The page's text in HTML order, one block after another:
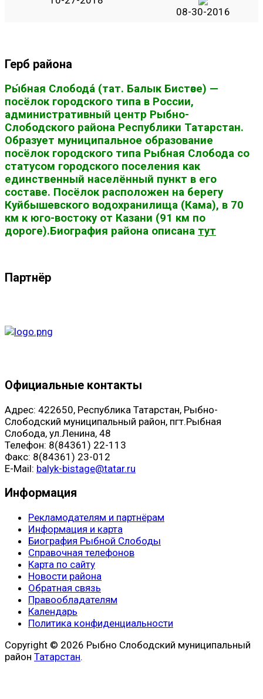
08-30-2016
Герб района
Ры́бная Слобода́ (тат. Балык Бистәсе) —
посёлок городского типа в России,
административный центр Рыбно-
Слободского района Республики Татарстан.
Образует муниципальное образование
посёлок городского типа Рыбная Слобода со
статусом городского поселения как
единственный населённый пункт в его
составе. Посёлок расположен на берегу
Куйбышевского водохранилища (Кама), в 70
км к юго-востоку от Казани (91 км по
дороге).Биография района описана тут
Партнёр
Официальные контакты
Адрес: 422650, Республика Татарстан, Рыбно-
Слободский муниципальный район, пгт.Рыбная
Слобода, ул.Ленина, 48
Телефон: 8(84361) 22-113
Факс: 8(84361) 23-012
E-Mail: balyk-bistage@tatar.ru
Информация
Рекламодателям и партнёрам
Информация и карта
Биография Рыбной Слободы
Справочная телефонов
Карта по сайту
Новости района
Обратная связь
Правообладателям
Календарь
Политика конфиденциальности
Copyright © 2026 Рыбно Слободский муниципальный
район Татарстан.